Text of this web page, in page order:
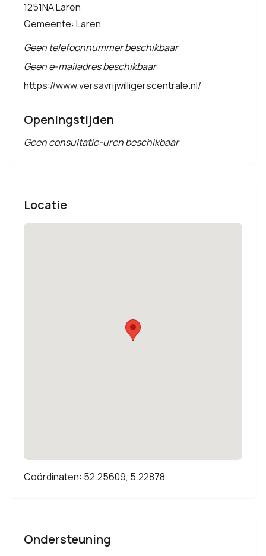
1251NA Laren
Gemeente: Laren
Geen telefoonnummer beschikbaar
Geen e-mailadres beschikbaar
https://www.versavrijwilligerscentrale.nl/
Openingstijden
Geen consultatie-uren beschikbaar
Locatie
Coördinaten: 52.25609, 5.22878
Ondersteuning